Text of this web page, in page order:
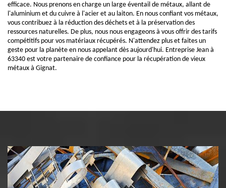
efficace. Nous prenons en charge un large éventail de métaux, allant de
l'aluminium et du cuivre à l'acier et au laiton. En nous confiant vos métaux,
vous contribuez à la réduction des déchets et à la préservation des
ressources naturelles. De plus, nous nous engageons à vous offrir des tarifs
compétitifs pour vos matériaux récupérés. N'attendez plus et faites un
geste pour la planète en nous appelant dès aujourd'hui. Entreprise Jean à
63340 est votre partenaire de confiance pour la récupération de vieux
métaux à Gignat.